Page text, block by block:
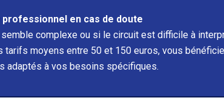
professionnel en cas de doute
complexe ou si le circuit est difficile à
tarifs moyens entre 50 et 150 euros, vous
adaptés à vos besoins spécifiques.